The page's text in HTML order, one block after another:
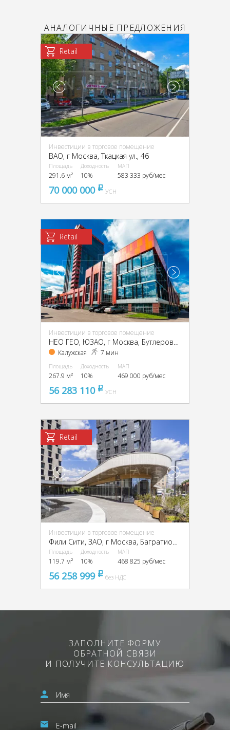
АНАЛОГИЧНЫЕ ПРЕДЛОЖЕНИЯ
Retail
Инвестиции в торговое помещение
ВАО, г Москва, Ткацкая ул., 46
Площадь
291.6 м²
Доходность
10%
МАП
583 333 руб/мес
70 000 000 pуб
УСН
Retail
Инвестиции в торговое помещение
Калужская 7 мин
Площадь
267.9 м²
Доходность
10%
МАП
469 000 руб/мес
56 283 110 pуб
УСН
Retail
Инвестиции в торговое помещение
Фили Сити, ЗАО, г Москва, Багратионовский пр-д, 5
Площадь
119.7 м²
Доходность
10%
МАП
468 825 руб/мес
56 258 999 pуббез НДС
ЗАПОЛНИТЕ ФОРМУ
ОБРАТНОЙ СВЯЗИ
И ПОЛУЧИТЕ КОНСУЛЬТАЦИЮ